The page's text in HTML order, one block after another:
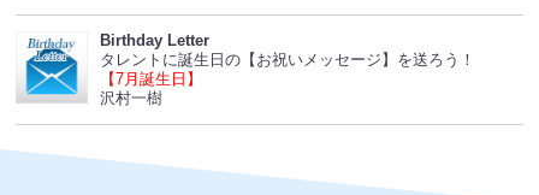
Birthday Letter
タレントに誕生日の【お祝いメッセージ】を送ろう！
【7月誕生日】
沢村一樹